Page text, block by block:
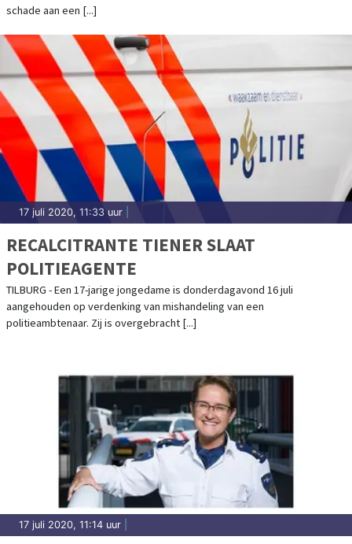
schade aan een [...]
17 juli 2020, 11:33 uur
RECALCITRANTE TIENER SLAAT
POLITIEAGENTE
TILBURG - Een 17-jarige jongedame is donderdagavond 16 juli
aangehouden op verdenking van mishandeling van een
politieambtenaar. Zij is overgebracht [...]
17 juli 2020, 11:14 uur